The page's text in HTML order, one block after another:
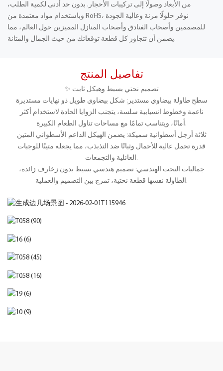
من الأبعاد وصولًا إلى تركيبات الأحجار. بدون حد أدنى لكمية الطلب،
وباستخدام مواد معتمدة من RoHS، نوفر حلولًا مرنة وعالية الجودة
للمصممين وأصحاب الفنادق وأصحاب المنازل المميزين حول العالم، مما
يضمن أن تتجاوز كل قطعة توقعاتك من حيث الجمال والمتانة.
تفاصيل المنتج
✨ تصميم نحتي بسيط وهيكل ثابت
سطح طاولة بيضاوي مستدير: شكل بيضاوي طويل ذو نهايات مستديرة
ناعمة وخطوط انسيابية سلسة، يتجنب الزوايا الحادة لاستخدام أكثر
أمانًا، ويتناسب تمامًا مع مساحات تناول الطعام الكبيرة.
ثلاثة أرجل أسطوانية سميكة: يضمن الهيكل الداعم الأسطواني المتين
قدرة تحمل عالية للأحمال وثباتًا ضد التذبذب، مما يجعله متينًا للوجبات
العائلية والتجمعات.
جماليات النحت الهندسي: تصميم هندسي بسيط بدون زخارف زائدة،
الطاولة نفسها قطعة نحتية، تمزج بين التصميم والعملية.